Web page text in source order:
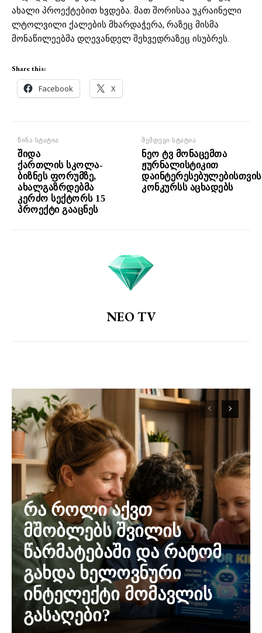
ახალი პროექტებით ხვდება. მათ შორისაა უკრაინელი
ლტოლვილი ქალების მხარდაჭერა, რაზეც მისმა
მონაწილეებმა დღევანდელ შეხვედრაზეც ისუბრეს.
Share this:
Facebook X
წინა სტატია
შიდა
ქართლის სკოლა-
ბიზნეს ფორუმზე,
ახალგაზრდებმა
კერძო სექტორს 15
პროექტი გააცნეს
შემდეგი სტატია
ნეო ტვ მონაცემთა
ჟურნალისტიკით
დაინტერესებულებისთვის
კონკურსს აცხადებს
NEO TV
რა როლი აქვთ
მშობლებს შვილის
წარმატებაში და რატომ
გახდა ხელოვნური
ინტელექტი მომავლის
გასაღები?